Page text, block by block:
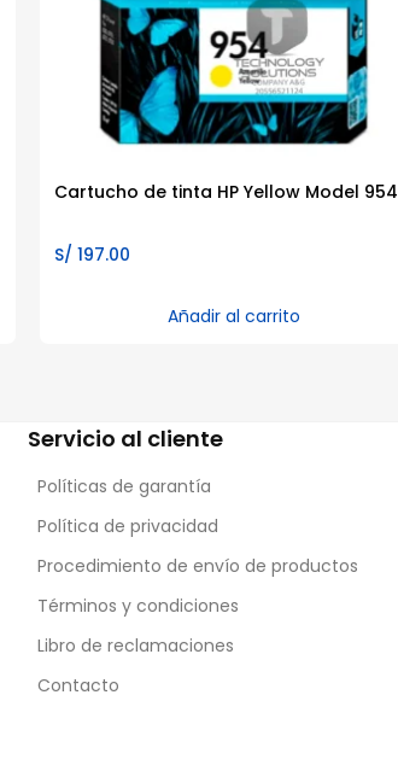
Cartucho de tinta HP Yellow Model 954
S/ 197.00
Añadir al carrito
Servicio al cliente
Políticas de garantía
Política de privacidad
Procedimiento de envío de productos
Términos y condiciones
Libro de reclamaciones
Contacto